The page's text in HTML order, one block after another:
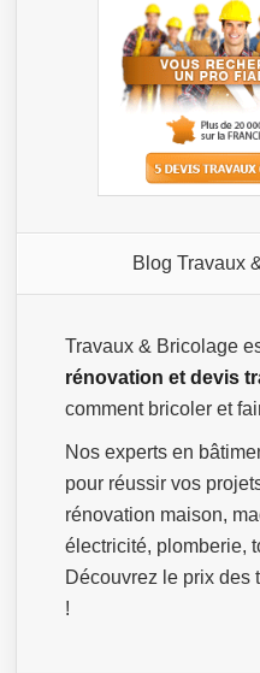
Blog Travaux
Travaux & Bricolage
rénovation et devis
comment bricoler et
Nos experts en
pour réussir vos
rénovation maison,
électricité, plomberie,
Découvrez le prix des
!